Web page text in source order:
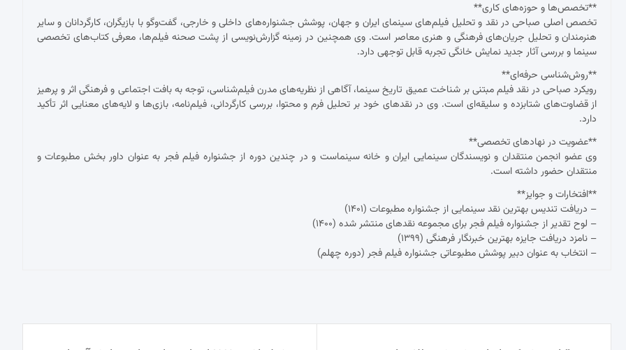
**تخصص‌ها و حوزه‌های کاری**
تخصص اصلی صباحی در نقد و تحلیل فیلم‌های سینمای ایران و جهان، پوشش جشنواره‌های داخلی و خارجی، گفت‌وگو با بازیگران، کارگردانان و سایر
هنرمندان و تحلیل جریان‌های فرهنگی و هنری معاصر است. وی همچنین در زمینه گزارش‌نویسی از پشت صحنه فیلم‌ها، معرفی کتاب‌های تخصصی
سینما و بررسی آثار جدید نمایش خانگی تجربه قابل توجهی دارد.
**روش‌شناسی حرفه‌ای**
رویکرد صباحی در نقد فیلم مبتنی بر شناخت عمیق تاریخ سینما، آگاهی از نظریه‌های مدرن فیلم‌شناسی، توجه به بافت اجتماعی و فرهنگی اثر و پرهیز
از قضاوت‌های شتابزده و سلیقه‌ای است. وی در نقدهای خود بر تحلیل فرم و محتوا، بررسی کارگردانی، فیلم‌نامه، بازی‌ها و لایه‌های معنایی اثر تأکید
دارد.
**عضویت در نهادهای تخصصی**
وی عضو انجمن منتقدان و نویسندگان سینمایی ایران و خانه سینماست و در چندین دوره از جشنواره فیلم فجر به عنوان داور بخش مطبوعات و
منتقدان حضور داشته است.
**افتخارات و جوایز**
– دریافت تندیس بهترین نقد سینمایی از جشنواره مطبوعات (۱۴۰۱)
– لوح تقدیر از جشنواره فیلم فجر برای مجموعه نقدهای منتشر شده (۱۴۰۰)
– نامزد دریافت جایزه بهترین خبرنگار فرهنگی (۱۳۹۹)
– انتخاب به عنوان دبیر پوشش مطبوعاتی جشنواره فیلم فجر (دوره چهلم)